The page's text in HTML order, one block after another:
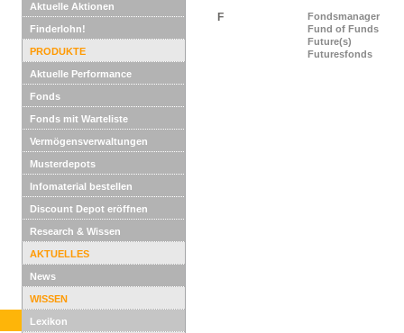
Aktuelle Aktionen
Finderlohn!
PRODUKTE
Aktuelle Performance
Fonds
Fonds mit Warteliste
Vermögensverwaltungen
Musterdepots
Infomaterial bestellen
Discount Depot eröffnen
Research & Wissen
AKTUELLES
News
WISSEN
Lexikon
F
Fondsmanager
Fund of Funds
Future(s)
Futuresfonds